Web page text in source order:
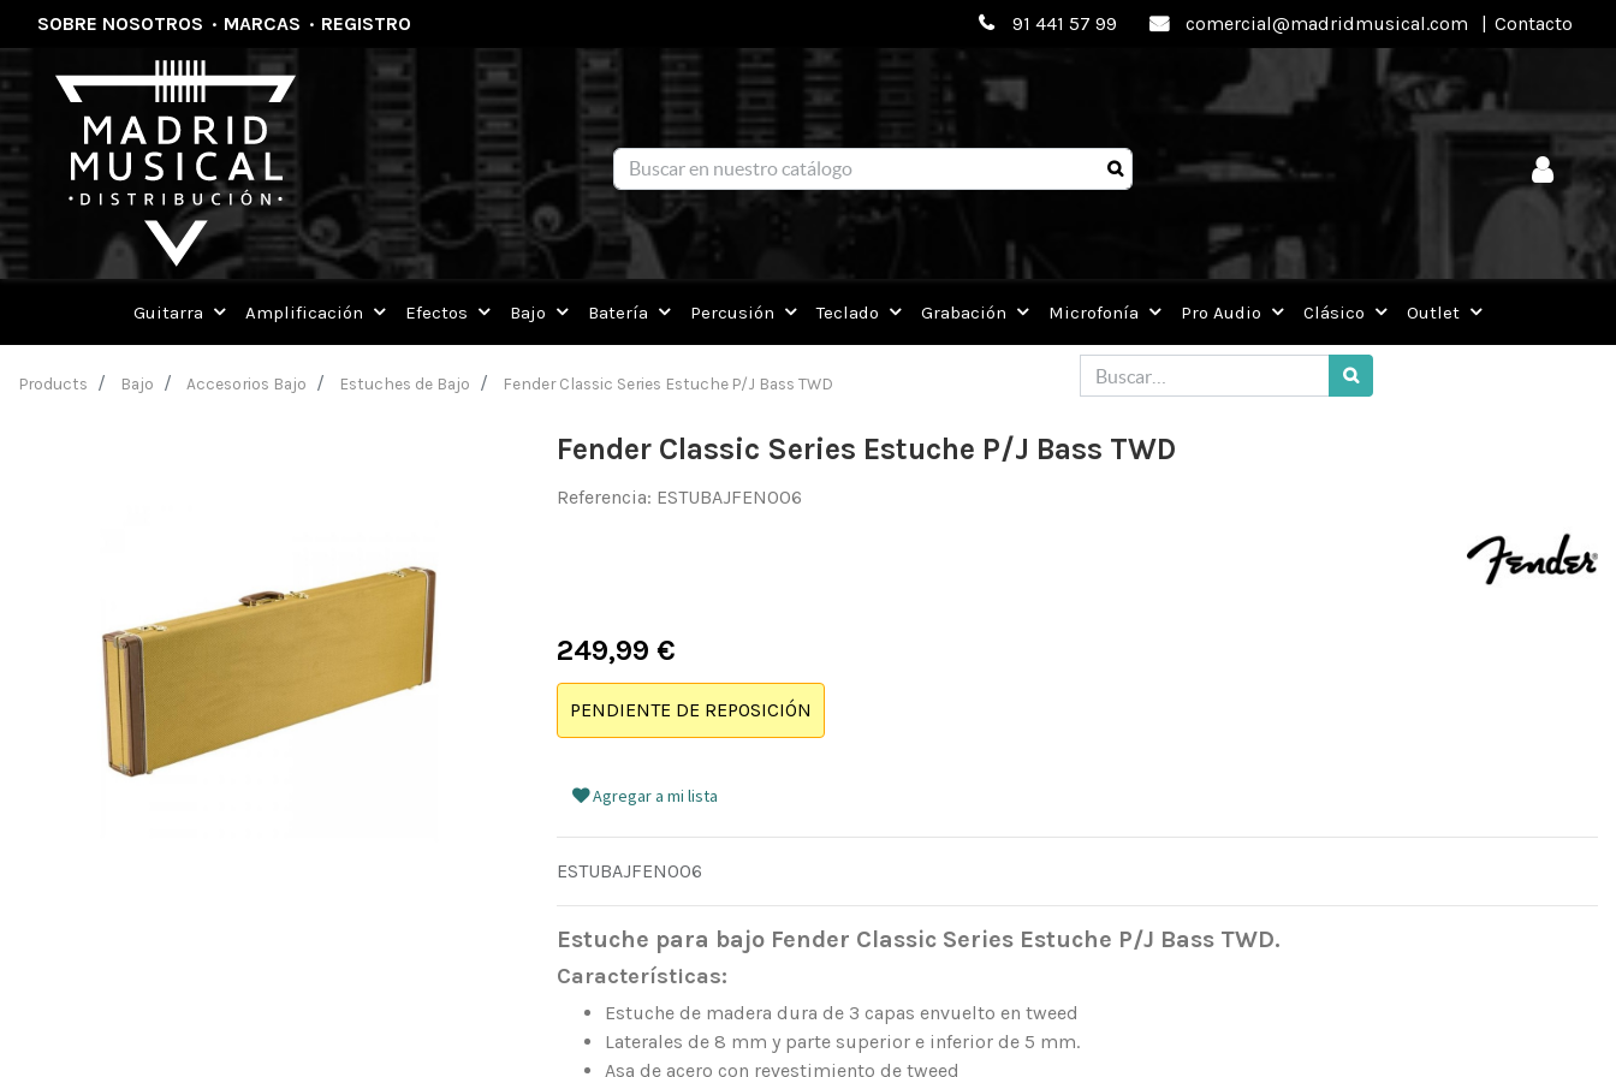
SOBRE NOSOTROS · MARCAS · REGISTRO 91 441 57 99 comercial@madridmusical.com | Contacto
Guitarra Amplificación Efectos Bajo Batería Percusión Teclado Grabación Microfonía Pro Audio Clásico Outlet
Products Bajo Accesorios Bajo Estuches de Bajo Fender Classic Series Estuche P/J Bass TWD
Fender Classic Series Estuche P/J Bass TWD
Referencia: ESTUBAJFEN006
249,99 €
PENDIENTE DE REPOSICIÓN
Agregar a mi lista
ESTUBAJFEN006
Estuche para bajo Fender Classic Series Estuche P/J Bass TWD.
Características:
Estuche de madera dura de 3 capas envuelto en tweed
Laterales de 8 mm y parte superior e inferior de 5 mm.
Asa de acero con revestimiento de tweed